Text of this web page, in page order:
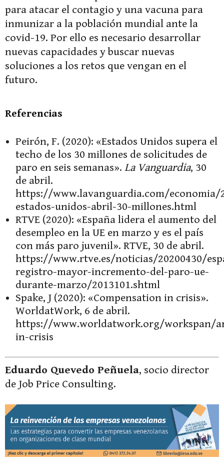
para atacar el contagio y una vacuna para
inmunizar a la población mundial ante la
covid-19. Por ello es necesario desarrollar
nuevas capacidades y buscar nuevas
soluciones a los retos que vengan en el
futuro.
Referencias
Peirón, F. (2020): «Estados Unidos supera el
techo de los 30 millones de solicitudes de
paro en seis semanas». La Vanguardia, 30
de abril.
https://www.lavanguardia.com/economia/
estados-unidos-abril-30-millones.html
RTVE (2020): «España lidera el aumento del
desempleo en la UE en marzo y es el país
con más paro juvenil». RTVE, 30 de abril.
https://www.rtve.es/noticias/20200430/
registro-mayor-incremento-del-paro-ue-
durante-marzo/2013101.shtml
Spake, J (2020): «Compensation in crisis».
WorldatWork, 6 de abril.
https://www.worldatwork.org/workspan/
in-crisis
Eduardo Quevedo Peñuela, socio director
de Job Price Consulting.